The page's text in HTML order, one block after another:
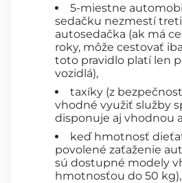
5-miestne
sedačku nezmestí
autosedačka (ak má
roky, môže cestovať
toto pravidlo platí len
vozidlá),
taxíky (z
vhodné využiť služby
disponuje aj vhodnou
keď hmotnosť
povolené zaťaženie
sú dostupné modely
hmotnosťou do 50 kg),